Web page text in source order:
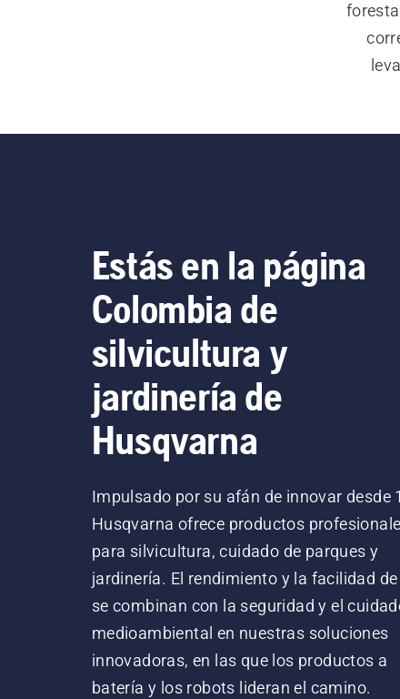
Estás en la página
Colombia de
silvicultura y
jardinería de
Husqvarna
Impulsado por su afán de innovar desde
Husqvarna ofrece productos
para silvicultura, cuidado de parques y
jardinería. El rendimiento y la facilidad
se combinan con la seguridad y el
medioambiental en nuestras soluciones
innovadoras, en las que los productos a
batería y los robots lideran el camino.